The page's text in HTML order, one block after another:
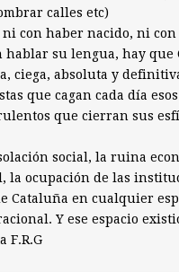
calles etc)
con haber nacido, ni
su lengua, hay que
ciega, absoluta y
que cagan cada día
que cierran sus
social, la ruina
la ocupación de las
Cataluña en cualquier
Y ese espacio
F.R.G